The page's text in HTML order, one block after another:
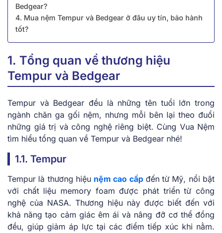
Bedgear?
4. Mua nệm Tempur và Bedgear ở đâu uy tín, bảo hành
tốt?
1. Tổng quan về thương hiệu
Tempur và Bedgear
Tempur và Bedgear đều là những tên tuổi lớn trong
ngành chăn ga gối nệm, nhưng mỗi bên lại theo đuổi
những giá trị và công nghệ riêng biệt. Cùng Vua Nệm
tìm hiểu tổng quan về Tempur và Bedgear nhé!
1.1. Tempur
Tempur là thương hiệu nệm cao cấpđến từ Mỹ, nổi bật
với chất liệu memory foam được phát triển từ công
nghệ của NASA. Thương hiệu này được biết đến với
khả năng tạo cảm giác êm ái và nâng đỡ cơ thể đồng
đều, giúp giảm áp lực tại các điểm tiếp xúc khi nằm.